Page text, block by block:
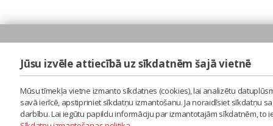
Jūsu izvēle attiecībā uz sīkdatnēm šajā vietnē
Mūsu tīmekļa vietne izmanto sīkdatnes (cookies), lai analizētu
savā ierīcē, apstipriniet sīkdatņu izmantošanu. Ja noraidīsiet sīkdatņu
darbību. Lai iegūtu papildu informāciju par izmantotajām sīkdatnēm,